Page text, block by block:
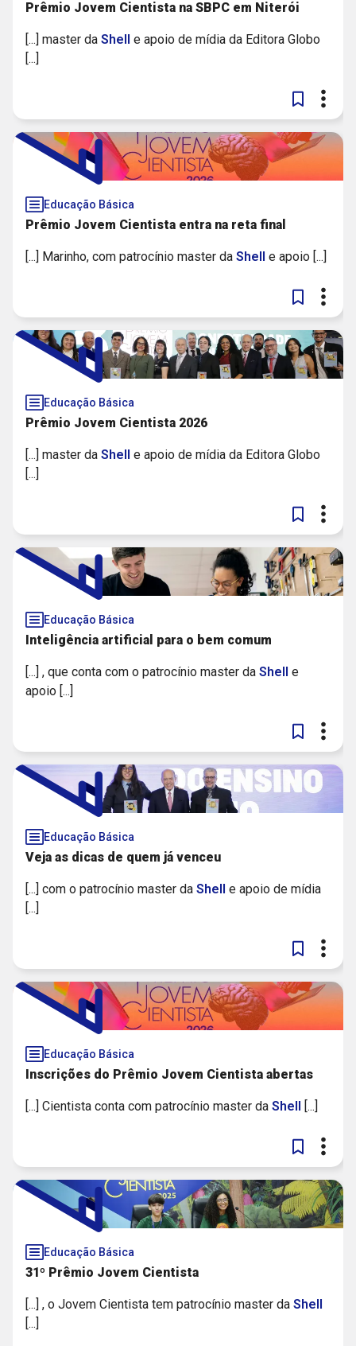
Prêmio Jovem Cientista na SBPC em Niterói
[...] master da Shell e apoio de mídia da Editora Globo
[...]
Educação Básica
Prêmio Jovem Cientista entra na reta final
[...] Marinho, com patrocínio master da Shell e apoio [...]
Educação Básica
Prêmio Jovem Cientista 2026
[...] master da Shell e apoio de mídia da Editora Globo
[...]
Educação Básica
Inteligência artificial para o bem comum
[...] , que conta com o patrocínio master da Shell e
apoio [...]
Educação Básica
Veja as dicas de quem já venceu
[...] com o patrocínio master da Shell e apoio de mídia
[...]
Educação Básica
Inscrições do Prêmio Jovem Cientista abertas
[...] Cientista conta com patrocínio master da Shell [...]
Educação Básica
31º Prêmio Jovem Cientista
[...] , o Jovem Cientista tem patrocínio master da Shell
[...]